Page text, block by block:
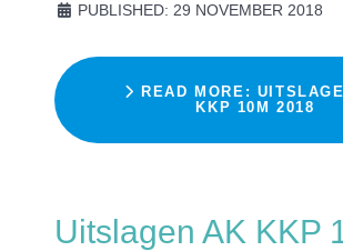
PUBLISHED: 29 NOVEMBER 2018
READ MORE:
KKP 10M 2018
Uitslagen AK KKP